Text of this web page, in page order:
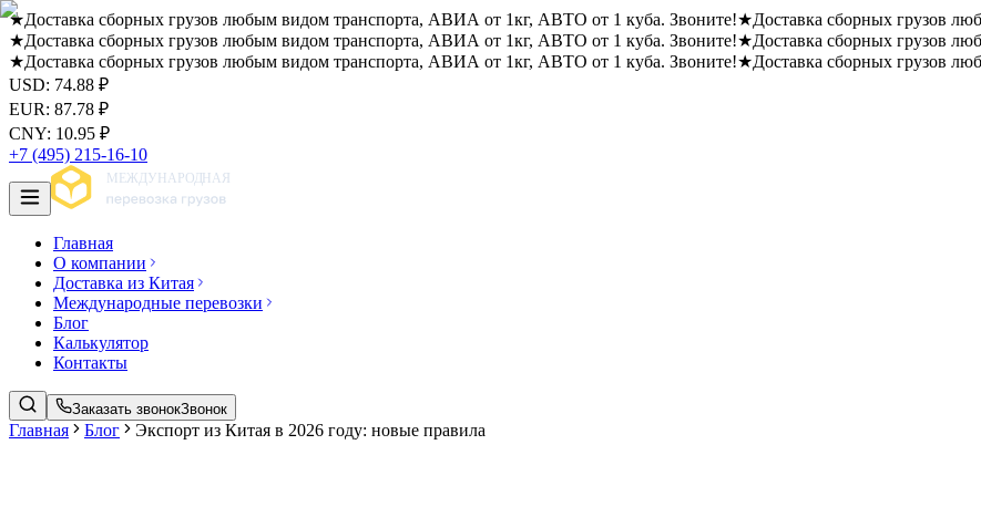
★Доставка сборных грузов любым видом транспорта, АВИА от 1кг, АВТО от 1 куба. Звоните!★Доставка сборных грузов
★Доставка сборных грузов любым видом транспорта, АВИА от 1кг, АВТО от 1 куба. Звоните!★Доставка сборных грузов
★Доставка сборных грузов любым видом транспорта, АВИА от 1кг, АВТО от 1 куба. Звоните!★Доставка сборных грузов
USD: 74.88 ₽
EUR: 87.78 ₽
CNY: 10.95 ₽
+7 (495) 215-16-10
Главная
О компании
Доставка из Китая
Международные перевозки
Блог
Калькулятор
Контакты
Заказать звонокЗвонок
Главная Блог Экспорт из Китая в 2026 году: новые правила